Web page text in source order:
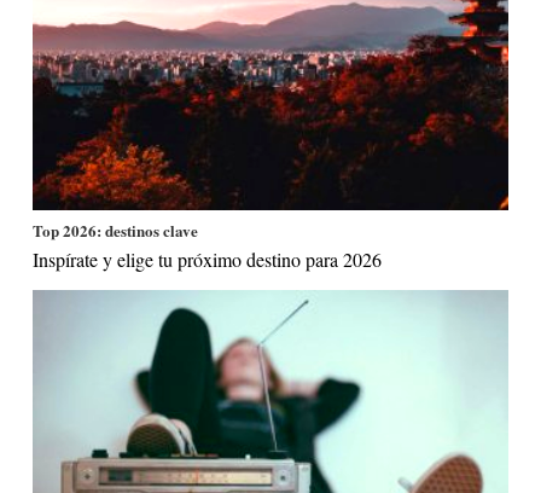
Top 2026: destinos clave
Inspírate y elige tu próximo destino para 2026